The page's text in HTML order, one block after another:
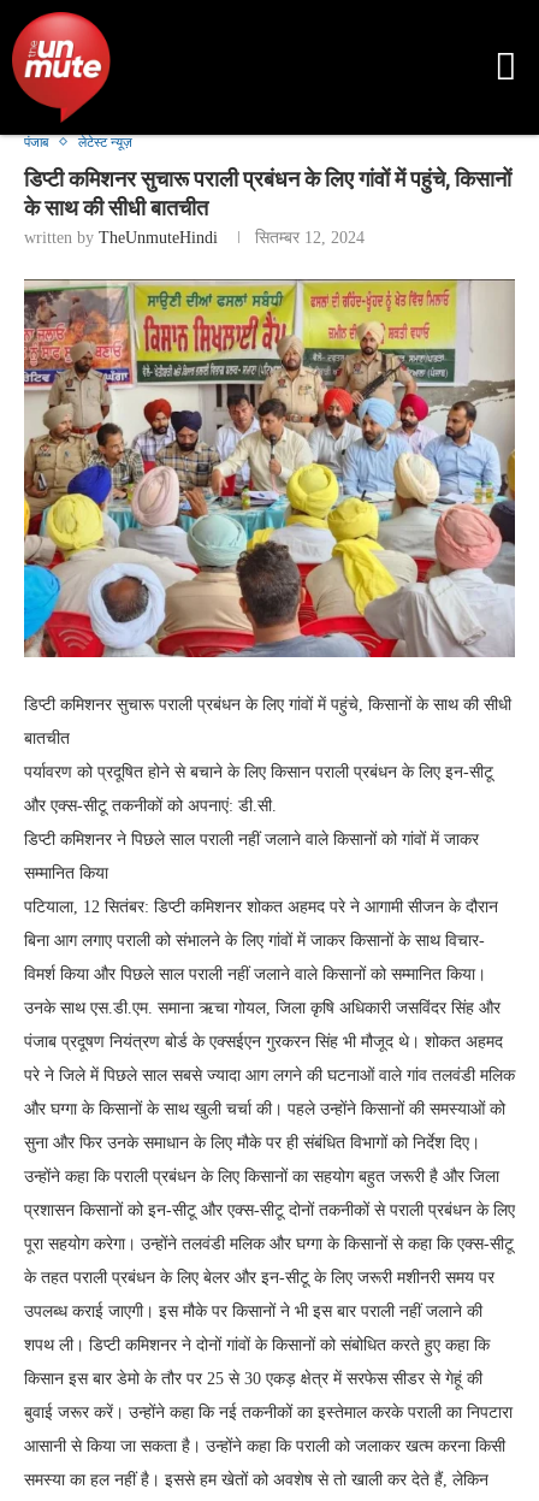
पंजाब लेटेस्ट न्यूज़
डिप्टी कमिशनर सुचारू पराली प्रबंधन के लिए गांवों में पहुंचे, किसानों
के साथ की सीधी बातचीत
written by TheUnmuteHindi सितम्बर 12, 2024
डिप्टी कमिशनर सुचारू पराली प्रबंधन के लिए गांवों में पहुंचे, किसानों के साथ की सीधी
बातचीत
पर्यावरण को प्रदूषित होने से बचाने के लिए किसान पराली प्रबंधन के लिए इन-सीटू
और एक्स-सीटू तकनीकों को अपनाएं: डी.सी.
डिप्टी कमिशनर ने पिछले साल पराली नहीं जलाने वाले किसानों को गांवों में जाकर
सम्मानित किया
पटियाला, 12 सितंबर: डिप्टी कमिशनर शोकत अहमद परे ने आगामी सीजन के दौरान
बिना आग लगाए पराली को संभालने के लिए गांवों में जाकर किसानों के साथ विचार-
विमर्श किया और पिछले साल पराली नहीं जलाने वाले किसानों को सम्मानित किया।
उनके साथ एस.डी.एम. समाना ऋचा गोयल, जिला कृषि अधिकारी जसविंदर सिंह और
पंजाब प्रदूषण नियंत्रण बोर्ड के एक्सईएन गुरकरन सिंह भी मौजूद थे। शोकत अहमद
परे ने जिले में पिछले साल सबसे ज्यादा आग लगने की घटनाओं वाले गांव तलवंडी मलिक
और घग्गा के किसानों के साथ खुली चर्चा की। पहले उन्होंने किसानों की समस्याओं को
सुना और फिर उनके समाधान के लिए मौके पर ही संबंधित विभागों को निर्देश दिए।
उन्होंने कहा कि पराली प्रबंधन के लिए किसानों का सहयोग बहुत जरूरी है और जिला
प्रशासन किसानों को इन-सीटू और एक्स-सीटू दोनों तकनीकों से पराली प्रबंधन के लिए
पूरा सहयोग करेगा। उन्होंने तलवंडी मलिक और घग्गा के किसानों से कहा कि एक्स-सीटू
के तहत पराली प्रबंधन के लिए बेलर और इन-सीटू के लिए जरूरी मशीनरी समय पर
उपलब्ध कराई जाएगी। इस मौके पर किसानों ने भी इस बार पराली नहीं जलाने की
शपथ ली। डिप्टी कमिशनर ने दोनों गांवों के किसानों को संबोधित करते हुए कहा कि
किसान इस बार डेमो के तौर पर 25 से 30 एकड़ क्षेत्र में सरफेस सीडर से गेहूं की
बुवाई जरूर करें। उन्होंने कहा कि नई तकनीकों का इस्तेमाल करके पराली का निपटारा
आसानी से किया जा सकता है। उन्होंने कहा कि पराली को जलाकर खत्म करना किसी
समस्या का हल नहीं है। इससे हम खेतों को अवशेष से तो खाली कर देते हैं, लेकिन